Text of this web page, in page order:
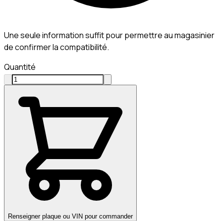
Une seule information suffit pour permettre au magasinier
de confirmer la compatibilité.
Quantité
Renseigner plaque ou VIN pour commander